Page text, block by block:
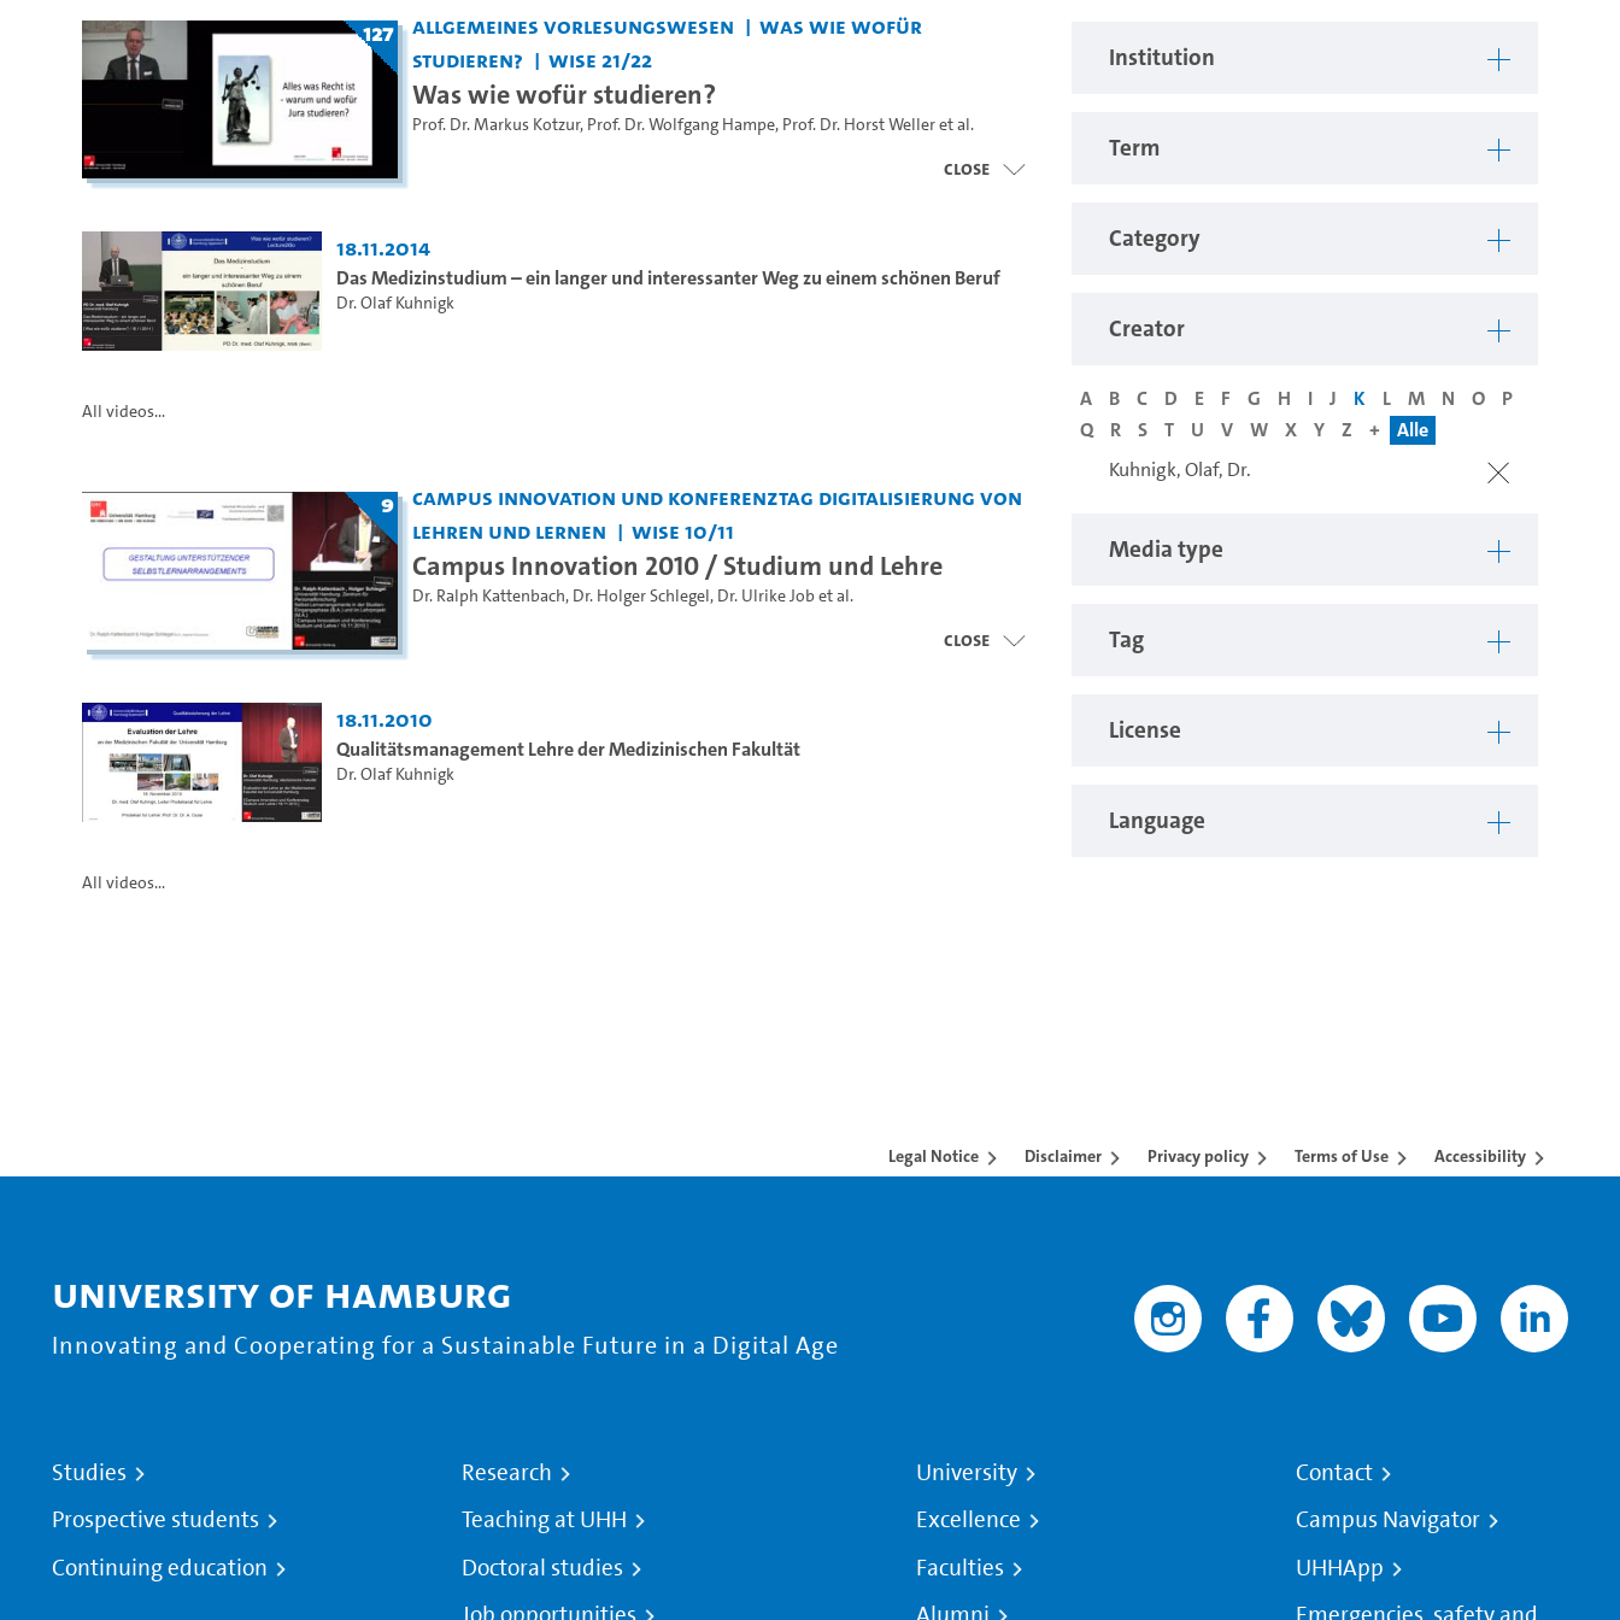
Institution
Term
Category
Creator
A B C D E F G H I J K L M N O
P
Q
R S T U V W X Y Z +
Alle
Kuhnigk, Olaf, Dr.
Media type
Tag
License
Language
127 Allgemeines Vorlesungswesen
Was wie wofür
studieren?
WiSe 21/22
Was wie wofür studieren?
Prof. Dr. Markus Kotzur, Prof. Dr. Wolfgang Hampe, Prof. Dr. Horst Welleret al.
close
18.11.2014
Das Medizinstudium – ein langer und interessanter Weg zu einem schönen Beruf
Dr. Olaf Kuhnigk
All videos...
9
Campus Innovation und Konferenztag Digitalisierung von
Lehren und Lernen
WiSe 10/11
Campus Innovation 2010 / Studium und Lehre
Dr. Ralph Kattenbach, Dr. Holger Schlegel, Dr. Ulrike Jobet al.
close
18.11.2010
Qualitätsmanagement Lehre der Medizinischen Fakultät
Dr. Olaf Kuhnigk
All videos...
Legal Notice Disclaimer Privacy policy Terms of Use Accessibility
University of Hamburg
Innovating and Cooperating for a Sustainable Future in a Digital Age
Studies
Prospective students
Continuing education
Research
Teaching at UHH
Doctoral studies
University
Excellence
Faculties
Contact
Campus Navigator
UHHApp